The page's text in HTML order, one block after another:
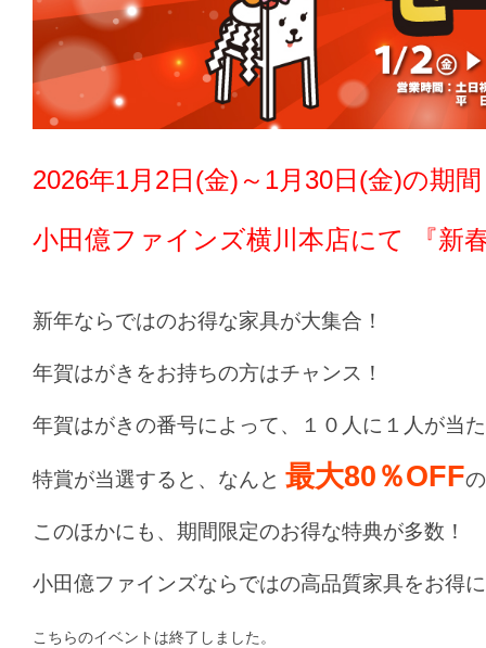
2026年1月2日(金)～1月30日(金)の期間
小田億ファインズ横川本店にて 『新
新年ならではのお得な家具が大集合！
年賀はがきをお持ちの方はチャンス！
年賀はがきの番号によって、１０人に１人が当
特賞が当選すると、なんと 最大80％OFF
このほかにも、期間限定のお得な特典が多数！
小田億ファインズならではの高品質家具をお得
こちらのイベントは終了しました。